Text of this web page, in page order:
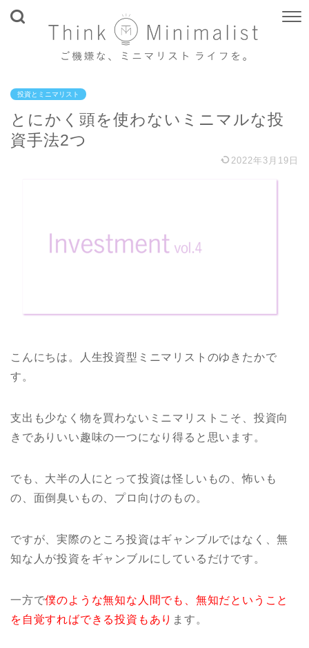
投資とミニマリスト
とにかく頭を使わないミニマルな投
資手法2つ
2022年3月19日
こんにちは。人生投資型ミニマリストのゆきたかで
す。
支出も少なく物を買わないミニマリストこそ、投資向
きでありいい趣味の一つになり得ると思います。
でも、大半の人にとって投資は怪しいもの、怖いも
の、面倒臭いもの、プロ向けのもの。
ですが、実際のところ投資はギャンブルではなく、無
知な人が投資をギャンブルにしているだけです。
一方で僕のような無知な人間でも、無知だということ
を自覚すればできる投資もあり ます。